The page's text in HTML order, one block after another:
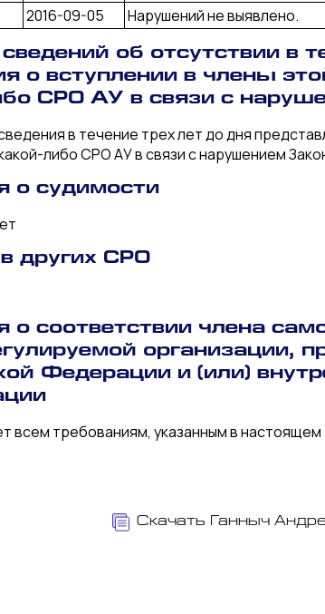
2016-09-05 Нарушений не выявлено.
об отсутствии в
о вступлении в члены
СРО АУ в связи с
в течение трех лет до дня
либо СРО АУ в связи с нарушением
о судимости
других СРО
о соответствии члена
организации,
Федерации и (или)
всем требованиям, указанным в настоящем
Скачать Ганныч